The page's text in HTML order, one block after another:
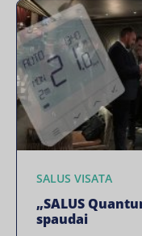
SALUS VISATA
„SALUS
spaudai